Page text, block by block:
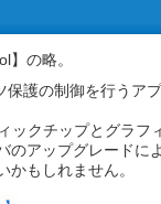
】の略。
護の制御を行うア
ックチップとグラ
のアップグレードに
かもしれません。